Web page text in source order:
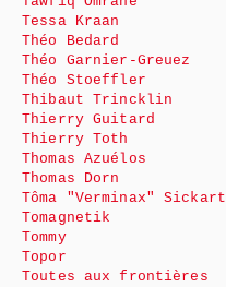
Tessa Kraan
Théo Bedard
Théo Garnier-Greuez
Théo Stoeffler
Thibaut Trincklin
Thierry Guitard
Thierry Toth
Thomas Azuélos
Thomas Dorn
Tôma "Verminax" Sickart
Tomagnetik
Tommy
Topor
Toutes aux frontières